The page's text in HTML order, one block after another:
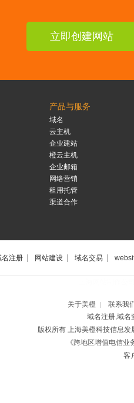
立即创建网站
产品与服务
域名
云主机
企业建站
橙云主机
企业邮箱
网络营销
租用托管
渠道合作
名注册 | 网站建设 | 域名交易 |
关于美橙 |
联系我
域名注册,域名
版权所有 上海美橙科技信息
《跨地区增值电信
客